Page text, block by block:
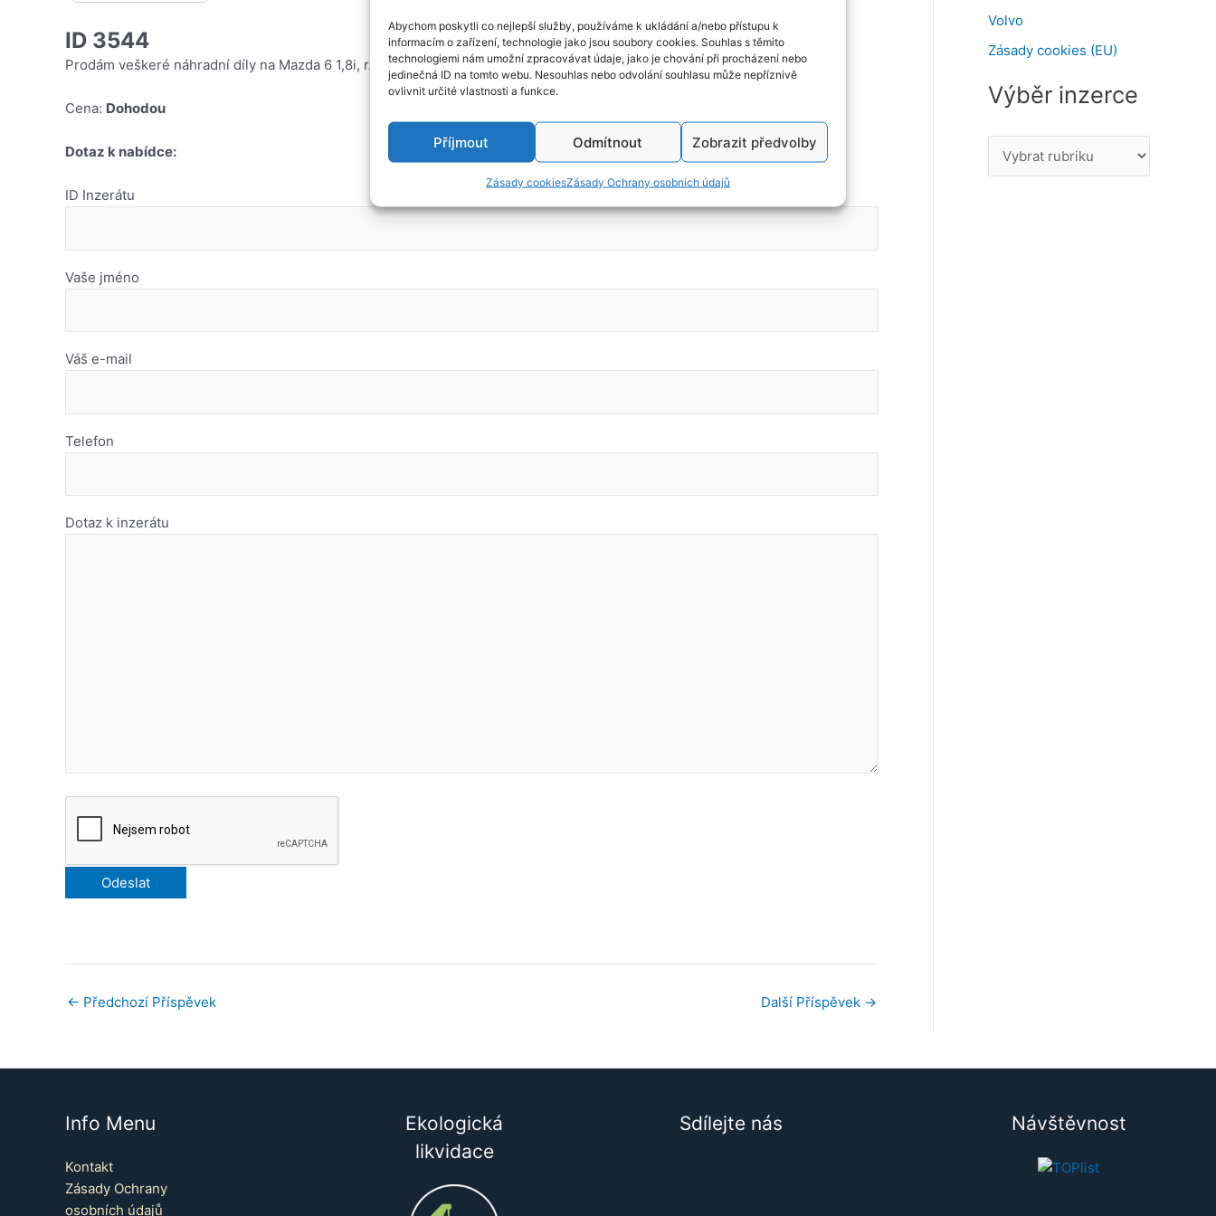
Abychom poskytli co nejlepší služby, používáme k ukládání a/nebo přístupu k
informacím o zařízení, technologie jako jsou soubory cookies. Souhlas s těmito
technologiemi nám umožní zpracovávat údaje, jako je chování při procházení nebo
jedinečná ID na tomto webu. Nesouhlas nebo odvolání souhlasu může nepříznivě
ovlivnit určité vlastnosti a funkce.
Příjmout Odmítnout Zobrazit předvolby
Zásady cookiesZásady Ochrany osobních údajů
ID 3544
Prodám veškeré náhradní díly na Mazda 6 1,8i, r.v. 2003, kód motoru: L8
Cena: Dohodou
Dotaz k nabídce:
ID Inzerátu
Vaše jméno
Váš e-mail
Telefon
Dotaz k inzerátu
← Předchozí Příspěvek Další Příspěvek →
Volvo
Zásady cookies (EU)
Výběr inzerce
Info Menu
Kontakt
Zásady Ochrany
osobních údajů
Ekologická
likvidace
Sdílejte nás Návštěvnost